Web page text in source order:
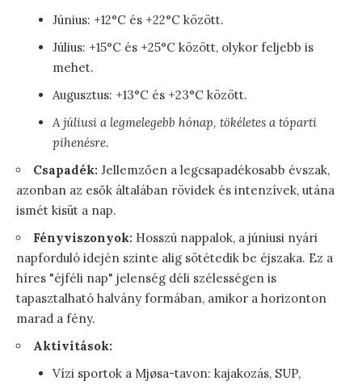
Június: +12°C és +22°C között.
Július: +15°C és +25°C között, olykor feljebb is
mehet.
Augusztus: +13°C és +23°C között.
A júliusi a legmelegebb hónap, tökéletes a tóparti
pihenésre.
Csapadék: Jellemzően a legcsapadékosabb évszak,
azonban az esők általában rövidek és intenzívek, utána
ismét kisüt a nap.
Fényviszonyok: Hosszú nappalok, a júniusi nyári
napforduló idején szinte alig sötétedik be éjszaka. Ez a
híres "éjféli nap" jelenség déli szélességen is
tapasztalható halvány formában, amikor a horizonton
marad a fény.
Aktivitások:
Vízi sportok a Mjøsa-tavon: kajakozás, SUP,